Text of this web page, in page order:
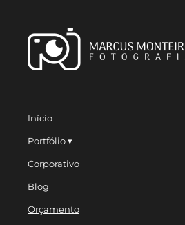
Início
Portfólio
Corporativo
Blog
Orçamento